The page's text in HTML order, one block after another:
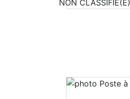
NON CLASSIFIÉ(E)